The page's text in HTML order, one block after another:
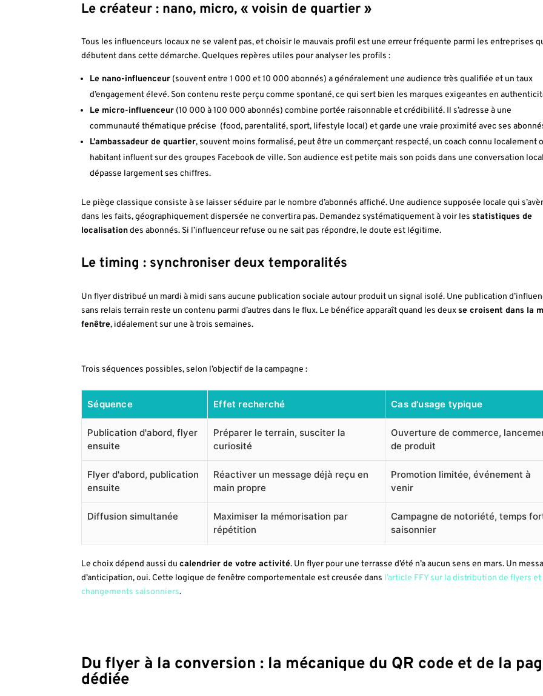
Le créateur : nano, micro, « voisin de quartier »
Tous les influenceurs locaux ne se valent pas, et choisir le mauvais profil est une erreur fréquente parmi les entreprises
débutent dans cette démarche. Quelques repères utiles pour analyser les profils :
Le nano-influenceur (souvent entre 1 000 et 10 000 abonnés) a généralement une audience très qualifiée et un taux
d’engagement élevé. Son contenu reste perçu comme spontané, ce qui sert bien les marques exigeantes en
Le micro-influenceur (10 000 à 100 000 abonnés) combine portée raisonnable et crédibilité. Il s’adresse à une
communauté thématique précise (food, parentalité, sport, lifestyle local) et garde une vraie proximité avec ses
L’ambassadeur de quartier, souvent moins formalisé, peut être un commerçant respecté, un coach connu localement
habitant influent sur des groupes Facebook de ville. Son audience est petite mais son poids dans une conversation
dépasse largement ses chiffres.
Le piège classique consiste à se laisser séduire par le nombre d’abonnés affiché. Une audience supposée locale qui
dans les faits, géographiquement dispersée ne convertira pas. Demandez systématiquement à voir lesstatistiques de
localisationdes abonnés. Si l’influenceur refuse ou ne sait pas répondre, le doute est légitime.
Le timing : synchroniser deux temporalités
Un flyer distribué un mardi à midi sans aucune publication sociale autour produit un signal isolé. Une publication
sans relais terrain reste un contenu parmi d’autres dans le flux. Le bénéfice apparaît quand les deuxse croisent dans la
fenêtre, idéalement sur une à trois semaines.
Trois séquences possibles, selon l’objectif de la campagne :
Séquence Effet recherché Cas d'usage typique
Publication d'abord, flyer
ensuite
Préparer le terrain, susciter la
curiosité
Ouverture de commerce,
de produit
Flyer d'abord, publication
ensuite
Réactiver un message déjà reçu en
main propre
Promotion limitée, événement à
venir
Diffusion simultanée
Maximiser la mémorisation par
répétition
Campagne de notoriété, temps
saisonnier
Le choix dépend aussi ducalendrier de votre activité. Un flyer pour une terrasse d’été n’a aucun sens en mars. Un
d’anticipation, oui. Cette logique de fenêtre comportementale est creusée dans l’article FFY sur la distribution de flyers et
changements saisonniers.
Du flyer à la conversion : la mécanique du QR code et de la
dédiée